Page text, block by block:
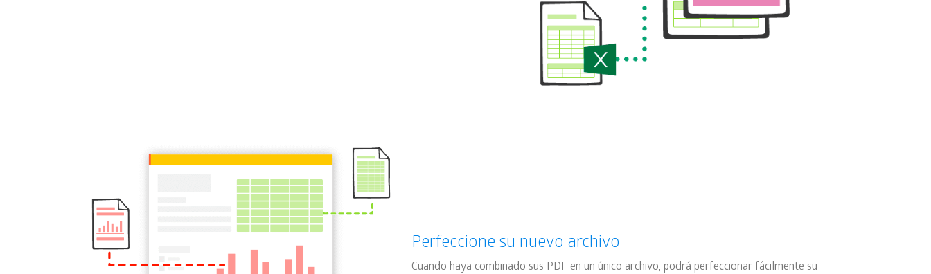
Perfeccione su nuevo archivo
Cuando haya combinado sus PDF en un único archivo, podrá perfeccionar fácilmente su